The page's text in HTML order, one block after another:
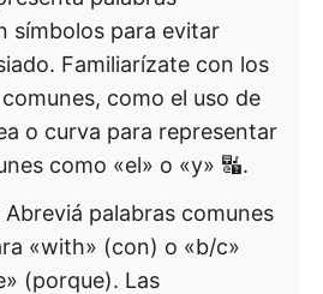
símbolos para evitar
Familiarízate con los
como el uso de
o curva para representar
como «el» o «y» 🔣.
Abreviá palabras comunes
«with» (con) o «b/c»
(porque). Las